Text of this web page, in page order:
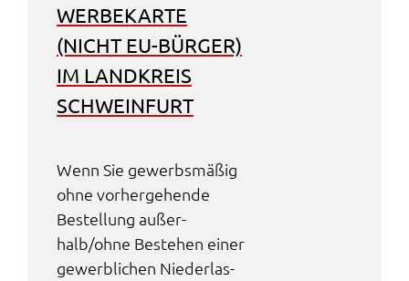
WER­BE­KAR­TE
(NICHT EU-BÜRGER)
IM LAND­KREIS
SCHWEIN­FURT
Wenn Sie gewerbs­mä­ßig
ohne vorher­ge­hen­de
Bestel­lung außer­
halb/ohne Bestehen einer
gewerb­li­chen Nieder­las­